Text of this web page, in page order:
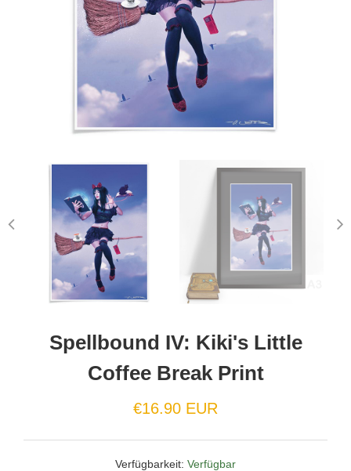
Spellbound IV: Kiki's Little
Coffee Break Print
€16.90 EUR
Verfügbarkeit: Verfügbar